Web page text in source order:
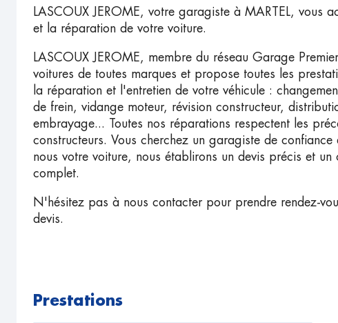
LASCOUX JEROME, votre garagiste à MARTEL, vous
et la réparation de votre voiture.
LASCOUX JEROME, membre du réseau Garage
voitures de toutes marques et propose toutes les
la réparation et l'entretien de votre véhicule :
de frein, vidange moteur, révision constructeur,
embrayage... Toutes nos réparations respectent les
constructeurs. Vous cherchez un garagiste de confiance
nous votre voiture, nous établirons un devis précis et
complet.
N'hésitez pas à nous contacter pour prendre rendez-
devis.
Prestations